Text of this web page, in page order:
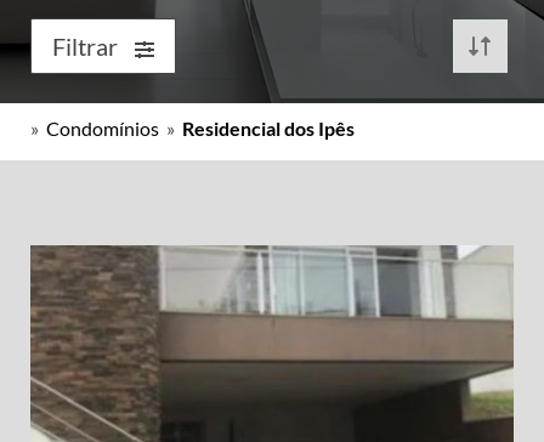
Filtrar
» Condomínios » Residencial dos Ipês